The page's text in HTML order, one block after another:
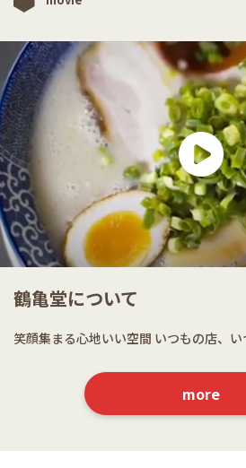
鶴亀堂について
笑顔集まる心地いい空間 いつもの店、
more